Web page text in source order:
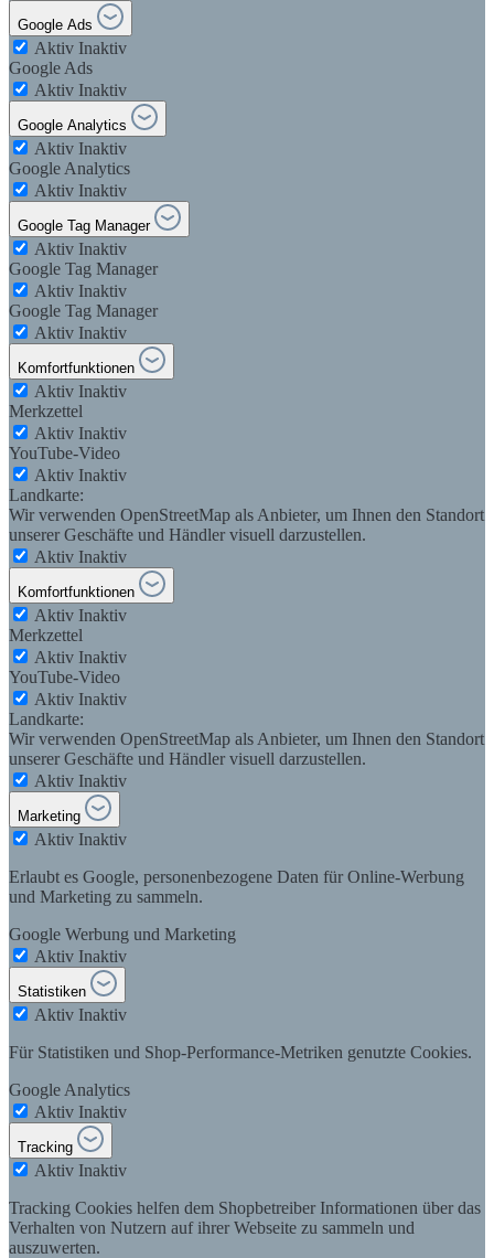
Google Ads
Aktiv Inaktiv
Google Ads
Aktiv Inaktiv
Google Analytics
Aktiv Inaktiv
Google Analytics
Aktiv Inaktiv
Google Tag Manager
Aktiv Inaktiv
Google Tag Manager
Aktiv Inaktiv
Google Tag Manager
Aktiv Inaktiv
Komfortfunktionen
Aktiv Inaktiv
Merkzettel
Aktiv Inaktiv
YouTube-Video
Aktiv Inaktiv
Landkarte:
Wir verwenden OpenStreetMap als Anbieter, um Ihnen den Standort
unserer Geschäfte und Händler visuell darzustellen.
Aktiv Inaktiv
Komfortfunktionen
Aktiv Inaktiv
Merkzettel
Aktiv Inaktiv
YouTube-Video
Aktiv Inaktiv
Landkarte:
Wir verwenden OpenStreetMap als Anbieter, um Ihnen den Standort
unserer Geschäfte und Händler visuell darzustellen.
Aktiv Inaktiv
Marketing
Aktiv Inaktiv
Erlaubt es Google, personenbezogene Daten für Online-Werbung
und Marketing zu sammeln.
Google Werbung und Marketing
Aktiv Inaktiv
Statistiken
Aktiv Inaktiv
Für Statistiken und Shop-Performance-Metriken genutzte Cookies.
Google Analytics
Aktiv Inaktiv
Tracking
Aktiv Inaktiv
Tracking Cookies helfen dem Shopbetreiber Informationen über das
Verhalten von Nutzern auf ihrer Webseite zu sammeln und
auszuwerten.